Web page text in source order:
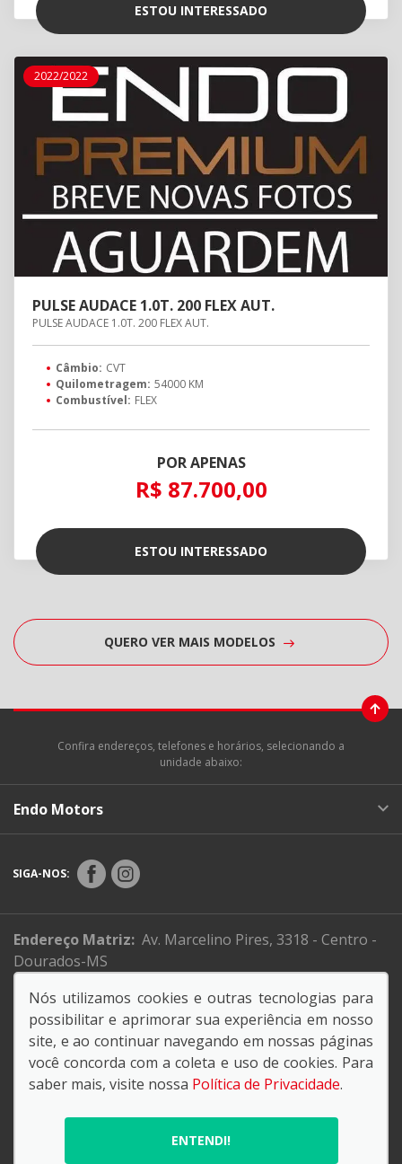
ESTOU INTERESSADO
2022/2022
PULSE AUDACE 1.0T. 200 FLEX AUT.
PULSE AUDACE 1.0T. 200 FLEX AUT.
Câmbio: CVT
Quilometragem: 54000 KM
Combustível: FLEX
POR APENAS
R$ 87.700,00
ESTOU INTERESSADO
QUERO VER MAIS MODELOS
Confira endereços, telefones e horários, selecionando a
unidade abaixo:
Endo Motors
SIGA-NOS:
Endereço Matriz: Av. Marcelino Pires, 3318 - Centro -
Dourados-MS
No trânsito, enxergar o outro é salvar vidas..
Política de privacidade
Nós utilizamos cookies e outras tecnologias para
possibilitar e aprimorar sua experiência em nosso
site, e ao continuar navegando em nossas páginas
você concorda com a coleta e uso de cookies. Para
saber mais, visite nossa Política de Privacidade.
ENTENDI!